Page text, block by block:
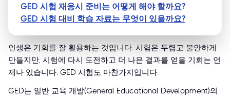
GED 시험 재응시 준비는 어떻게 해야 할까요?
GED 시험 대비 학습 자료는 무엇이 있을까요?
인생은 기회를 잘 활용하는 것입니다. 시험은 두렵고 불안하게
만들지만, 시험에 다시 도전하고 더 나은 결과를 얻을 기회는 언
제나 있습니다. GED 시험도 마찬가지입니다.
GED는 일반 교육 개발(General Educational Development)의